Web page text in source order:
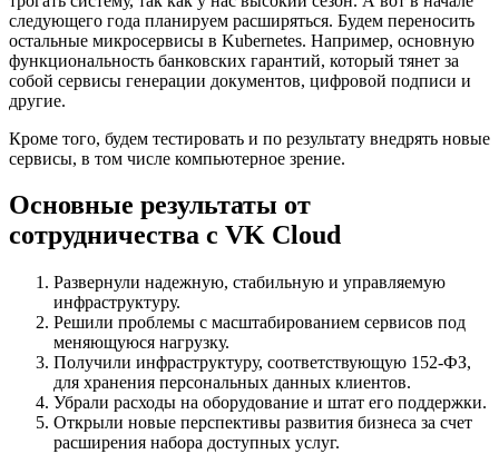
следующего года планируем расширяться. Будем переносить
остальные микросервисы в Kubernetes. Например, основную
функциональность банковских гарантий, который тянет за
собой сервисы генерации документов, цифровой подписи и
другие.
Кроме того, будем тестировать и по результату внедрять новые
сервисы, в том числе компьютерное зрение.
Основные результаты от
сотрудничества с VK Cloud
Развернули надежную, стабильную и управляемую
инфраструктуру.
Решили проблемы с масштабированием сервисов под
меняющуюся нагрузку.
Получили инфраструктуру, соответствующую 152-ФЗ,
для хранения персональных данных клиентов.
Убрали расходы на оборудование и штат его поддержки.
Открыли новые перспективы развития бизнеса за счет
расширения набора доступных услуг.